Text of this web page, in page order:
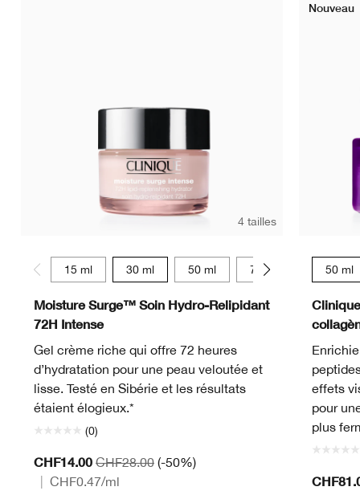
4 tailles
15 ml 30 ml 50 ml 75 ml
Moisture Surge™ Soin Hydro-Relipidant
72H Intense
Gel crème riche qui offre 72 heures
d’hydratation pour une peau veloutée et
lisse. Testé en Sibérie et les résultats
étaient élogieux.*
(0)
CHF14.00 CHF28.00 (-50%)
CHF0.47/ml
Nouveau
50 ml
effets
pour
plus